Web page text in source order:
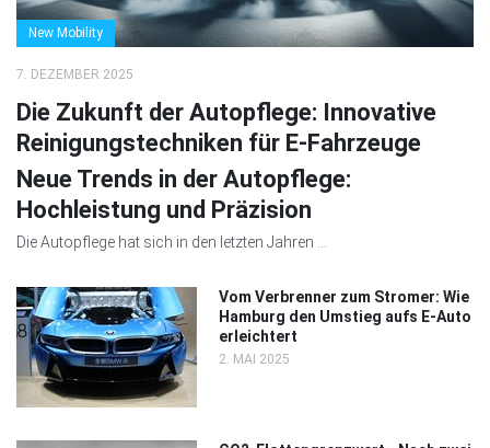
New Mobility
7. DEZEMBER 2025
Die Zukunft der Autopflege: Innovative
Reinigungstechniken für E-Fahrzeuge
Neue Trends in der Autopflege:
Hochleistung und Präzision
Die Autopflege hat sich in den letzten Jahren ...
Vom Verbrenner zum Stromer: Wie
Hamburg den Umstieg aufs E-Auto
erleichtert
2. MAI 2025